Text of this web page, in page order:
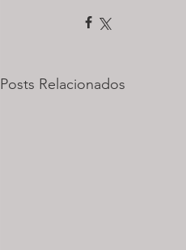
Posts Relacionados